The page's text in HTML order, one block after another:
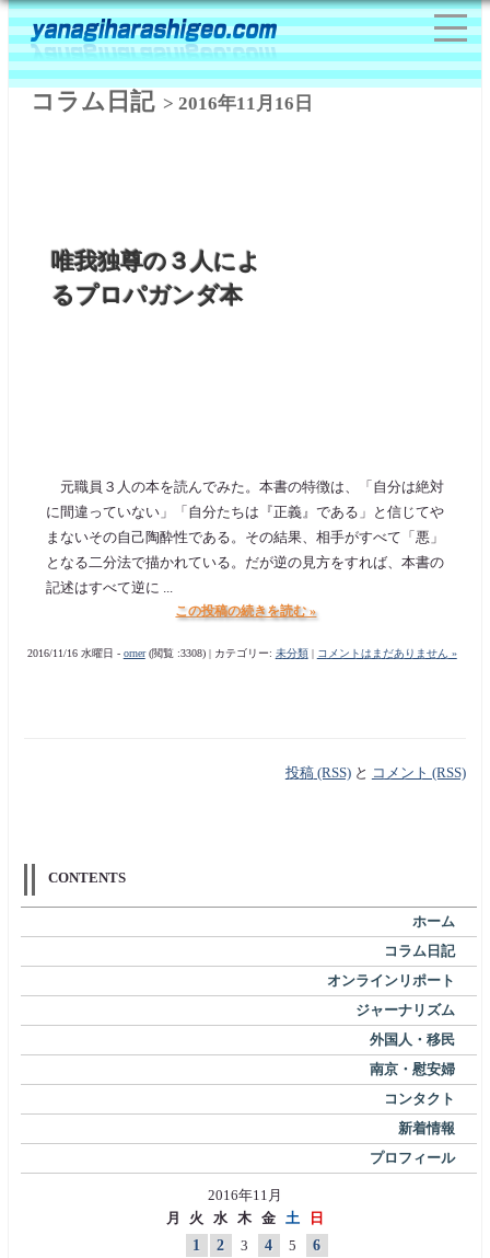
コラム日記> 2016年11月16日
唯我独尊の３人によ
るプロパガンダ本
元職員３人の本を読んでみた。本書の特徴は、「自分は絶対
に間違っていない」「自分たちは『正義』である」と信じてや
まないその自己陶酔性である。その結果、相手がすべて「悪」
となる二分法で描かれている。だが逆の見方をすれば、本書の
記述はすべて逆に ...
この投稿の続きを読む »
2016/11/16 水曜日 - orner(閲覧 :3308) | カテゴリー: 未分類 コメントはまだありません »
投稿 (RSS)と コメント (RSS)
CONTENTS
ホーム
コラム日記
オンラインリポート
ジャーナリズム
外国人・移民
南京・慰安婦
コンタクト
新着情報
プロフィール
2016年11月
月
火 水 木 金 土 日
1 2 3 4 5
6